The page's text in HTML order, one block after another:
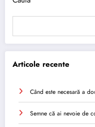
Articole recente
Când este necesară a
Semne că ai nevoie de